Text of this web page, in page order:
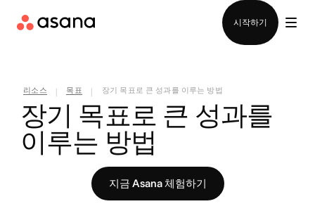
시작하기
리소스 목표 장기 목표로 큰 성과를 이루는 방법
장기 목표로 큰 성과를
이루는 방법
지금 Asana 체험하기